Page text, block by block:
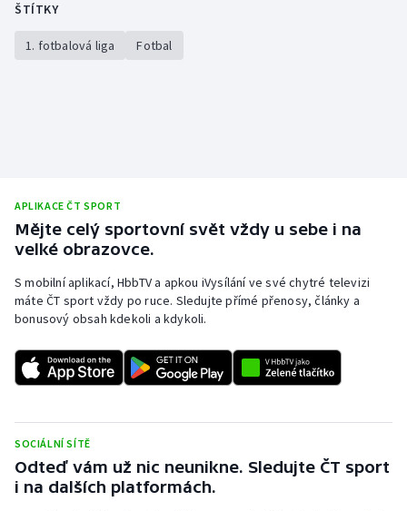
ŠTÍTKY
1. fotbalová liga Fotbal
APLIKACE ČT SPORT
Mějte celý sportovní svět vždy u sebe i na
velké obrazovce.
S mobilní aplikací, HbbTV a apkou iVysílání ve své chytré televizi
máte ČT sport vždy po ruce. Sledujte přímé přenosy, články a
bonusový obsah kdekoli a kdykoli.
SOCIÁLNÍ SÍTĚ
Odteď vám už nic neunikne. Sledujte ČT sport
i na dalších platformách.